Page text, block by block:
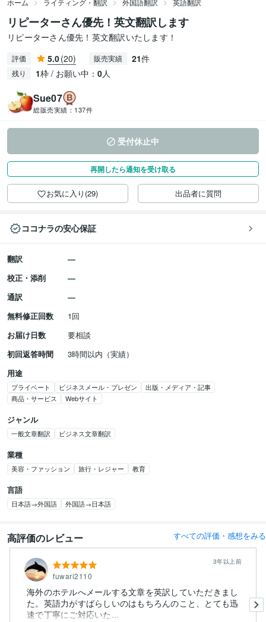
ホーム ライティング・翻訳 外国語翻訳 英語翻訳
リピーターさん優先！英文翻訳します
リピーターさん優先！英文翻訳いたします！
評価 5.0(20) 販売実績 21件
残り 1枠 / お願い中： 0人
Sue07
総販売実績： 137件
受付休止中
再開したら通知を受け取る
お気に入り(29) 出品者に質問
ココナラの安心保証
翻訳
校正・添削
通訳
無料修正回数
1回
お届け日数
要相談
初回返答時間
3時間以内（実績）
用途
プライベート ビジネスメール・プレゼン
出版・メディア・記事
商品・サービス
Webサイト
ジャンル
一般文章翻訳 ビジネス文章翻訳
業種
美容・ファッション 旅行・レジャー 教育
言語
日本語→外国語 外国語→日本語
高評価のレビュー すべての評価・感想をみる
fuwari2110
3年以上前
海外のホテルへメールする文章を英訳していただきまし
た。英語力がすばらしいのはもちろんのこと、とても迅
速で丁寧にご対応いた...